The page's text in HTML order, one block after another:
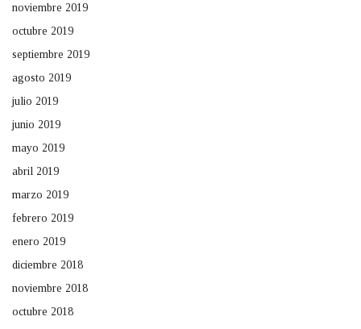
noviembre 2019
octubre 2019
septiembre 2019
agosto 2019
julio 2019
junio 2019
mayo 2019
abril 2019
marzo 2019
febrero 2019
enero 2019
diciembre 2018
noviembre 2018
octubre 2018